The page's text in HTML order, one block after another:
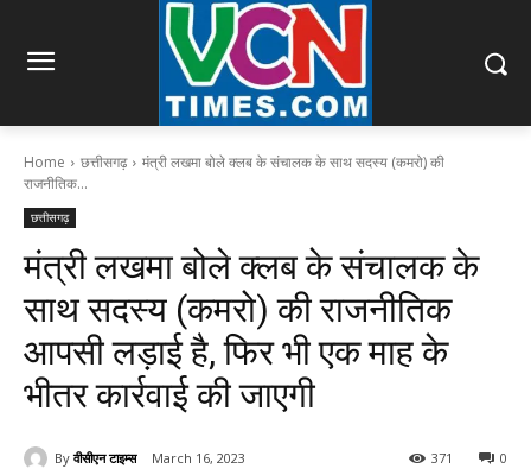
Home छत्तीसगढ़
मंत्री लखमा बोले क्लब के संचालक के साथ सदस्य (कमरो) की
राजनीतिक...
छत्तीसगढ़
मंत्री लखमा बोले क्लब के संचालक के
साथ सदस्य (कमरो) की राजनीतिक
आपसी लड़ाई है, फिर भी एक माह के
भीतर कार्रवाई की जाएगी
By वीसीएन टाइम्स March 16, 2023 0
371